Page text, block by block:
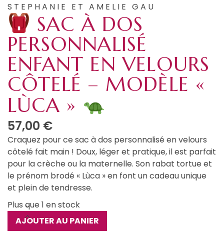
STEPHANIE ET AMELIE GAU
SAC À DOS
PERSONNALISÉ
ENFANT EN VELOURS
CÔTELÉ – MODÈLE «
LÙCA »
57,00 €
Craquez pour ce sac à dos personnalisé en velours
côtelé fait main ! Doux, léger et pratique, il est parfait
pour la crèche ou la maternelle. Son rabat tortue et
le prénom brodé « Lùca » en font un cadeau unique
et plein de tendresse.
Plus que 1 en stock
quantité
de
AJOUTER AU PANIER